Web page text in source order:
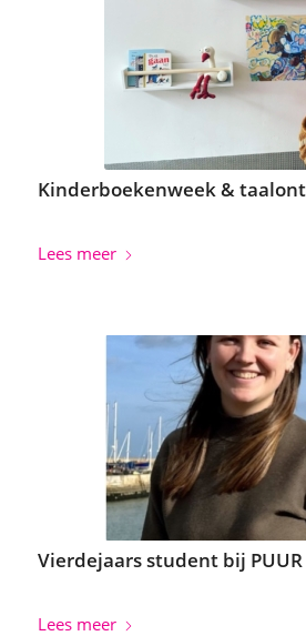
Kinderboekenweek &
Lees meer
Vierdejaars student bij PUUR
Lees meer